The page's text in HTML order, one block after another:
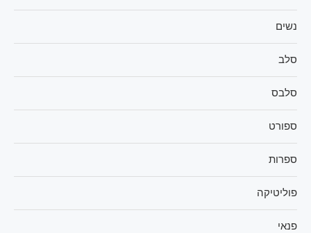
נשים
סלב
סלבס
ספורט
ספרות
פוליטיקה
פנאי